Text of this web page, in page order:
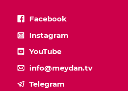
Facebook
Instagram
YouTube
info@meydan.tv
Telegram